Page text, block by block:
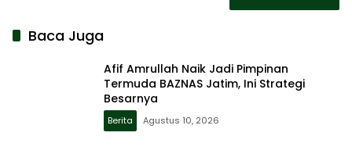
Baca Juga
Afif Amrullah Naik Jadi Pimpinan
Termuda BAZNAS Jatim, Ini Strategi
Besarnya
Berita Agustus 10, 2026